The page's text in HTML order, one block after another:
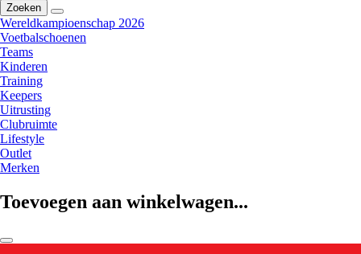
Zoeken
Wereldkampioenschap 2026
Voetbalschoenen
Teams
Kinderen
Training
Keepers
Uitrusting
Clubruimte
Lifestyle
Outlet
Merken
Toevoegen aan winkelwagen...